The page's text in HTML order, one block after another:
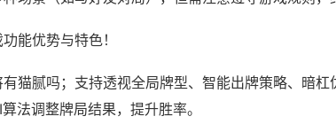
能优势与特色！
猫腻吗；支持透视全局牌型、智能出牌策略、暗
法调整牌局结果，提升胜率。